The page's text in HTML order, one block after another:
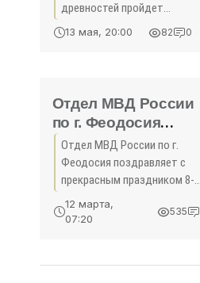
древностей пройдет
Всероссийская акция «Ночь
музеев». Необычная ночь в
мероприятия планируется
четыре обзорные
13 мая, 20:00 82 0
Отдел МВД России
по г. Феодосия
поздравляет с
прекрасным
праздником 8-го
Марта всех женщин!
- «Феодосия»
Отдел МВД России по г.
Феодосия поздравляет с
прекрасным праздником 8-
го Марта всех женщин! От
себя лично и от имени всех
поздравить всех женщин,
12 марта,
07:20
535